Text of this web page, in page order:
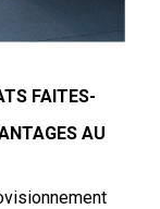
FAITES-
AU